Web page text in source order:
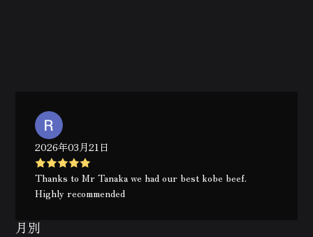
2026年03月21日
Thanks to Mr Tanaka we had our best kobe beef.
Highly recommended
月別